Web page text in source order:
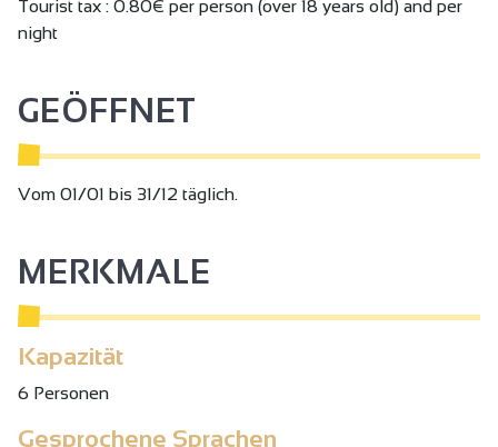
Badezimmer/WC. Obergeschoss: 3 Schlafzimmer
separates WC.
Tourist tax : 0.80€ per person (over 18 years old) and per
night
GEÖFFNET
Vom 01/01 bis 31/12 täglich.
MERKMALE
Kapazität
6 Personen
Gesprochene Sprachen